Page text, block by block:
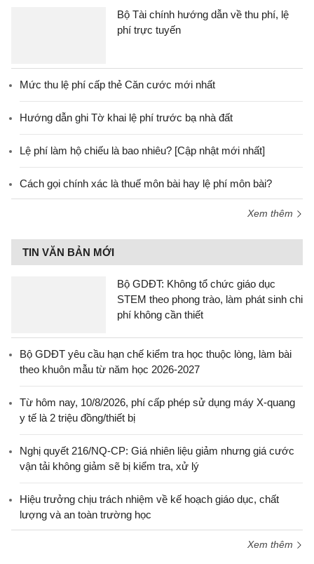
Bộ Tài chính hướng dẫn về thu phí, lệ
phí trực tuyến
Mức thu lệ phí cấp thẻ Căn cước mới nhất
Hướng dẫn ghi Tờ khai lệ phí trước bạ nhà đất
Lệ phí làm hộ chiếu là bao nhiêu? [Cập nhật mới nhất]
Cách gọi chính xác là thuế môn bài hay lệ phí môn bài?
Xem thêm
TIN VĂN BẢN MỚI
Bộ GDĐT: Không tổ chức giáo dục
STEM theo phong trào, làm phát sinh chi
phí không cần thiết
Bộ GDĐT yêu cầu hạn chế kiểm tra học thuộc lòng, làm bài
theo khuôn mẫu từ năm học 2026-2027
Từ hôm nay, 10/8/2026, phí cấp phép sử dụng máy X-quang
y tế là 2 triệu đồng/thiết bị
Nghị quyết 216/NQ-CP: Giá nhiên liệu giảm nhưng giá cước
vận tải không giảm sẽ bị kiểm tra, xử lý
Hiệu trưởng chịu trách nhiệm về kế hoạch giáo dục, chất
lượng và an toàn trường học
Xem thêm